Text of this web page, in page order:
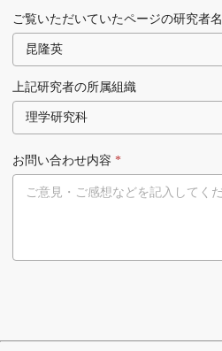
ご覧いただいていたページの研究者名
上記研究者の所属組織
お問い合わせ内容 *